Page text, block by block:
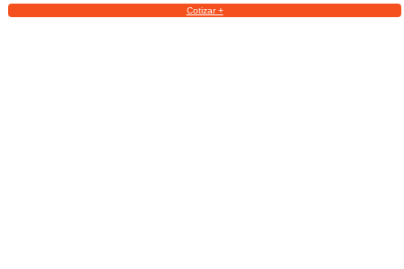
Cotizar +